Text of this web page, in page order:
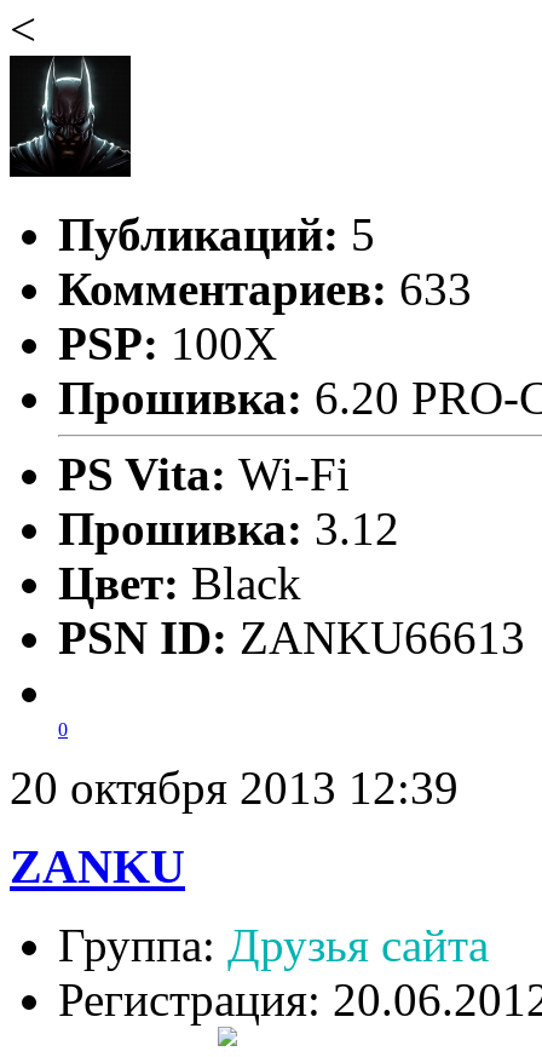
<
Публикаций: 5
Комментариев: 633
PSP: 100X
Прошивка: 6.20 PRO-
PS Vita: Wi-Fi
Прошивка: 3.12
Цвет: Black
PSN ID: ZANKU66613
0
20 октября 2013 12:39
ZANKU
Группа: Друзья сайта
Регистрация: